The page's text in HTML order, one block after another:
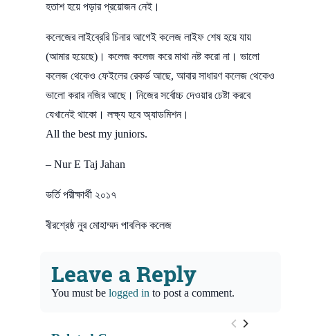
হতাশ হয়ে পড়ার প্রয়োজন নেই।
কলেজের লাইব্রেরি চিনার আগেই কলেজ লাইফ শেষ হয়ে যায়
(আমার হয়েছে)। কলেজ কলেজ করে মাথা নষ্ট করো না। ভালো
কলেজ থেকেও ফেইলের রেকর্ড আছে, আবার সাধারণ কলেজ থেকেও
ভালো করার নজির আছে। নিজের সর্বোচ্চ দেওয়ার চেষ্টা করবে
যেখানেই থাকো। লক্ষ্য হবে অ্যাডমিশন।
All the best my juniors.
– Nur E Taj Jahan
ভর্তি পরীক্ষার্থী ২০১৭
বীরশ্রেষ্ঠ নুর মোহাম্মদ পাবলিক কলেজ
Leave a Reply
You must be logged in to post a comment.